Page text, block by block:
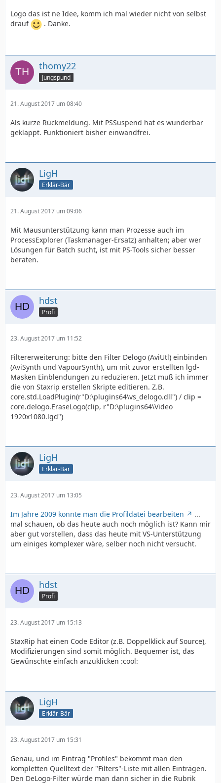
Logo das ist ne Idee, komm ich mal wieder nicht von selbst
drauf
. Danke.
thomy22
Jungspund
21. August 2017 um 08:40
Als kurze Rückmeldung. Mit PSSuspend hat es wunderbar
geklappt. Funktioniert bisher einwandfrei.
LigH
Erklär-Bär
21. August 2017 um 09:06
Mit Mausunterstützung kann man Prozesse auch im
ProcessExplorer (Taskmanager-Ersatz) anhalten; aber wer
Lösungen für Batch sucht, ist mit PS-Tools sicher besser
beraten.
hdst
Profi
23. August 2017 um 11:52
Filtererweiterung: bitte den Filter Delogo (AviUtl) einbinden
(AviSynth und VapourSynth), um mit zuvor erstellten lgd-
Masken Einblendungen zu reduzieren. Jetzt muß ich immer
die von Staxrip erstellen Skripte editieren. Z.B.
core.std.LoadPlugin(r"D:\plugins64\vs_delogo.dll") / clip =
core.delogo.EraseLogo(clip, r"D:\plugins64\Video
1920x1080.lgd")
LigH
Erklär-Bär
23. August 2017 um 13:05
Im Jahre 2009 konnte man die Profildatei bearbeiten
...
mal schauen, ob das heute auch noch möglich ist? Kann mir
aber gut vorstellen, dass das heute mit VS-Unterstützung
um einiges komplexer wäre, selber noch nicht versucht.
hdst
Profi
23. August 2017 um 15:13
StaxRip hat einen Code Editor (z.B. Doppelklick auf Source),
Modifizierungen sind somit möglich. Bequemer ist, das
Gewünschte einfach anzuklicken :cool:
LigH
Erklär-Bär
23. August 2017 um 15:31
Genau, und im Eintrag "Profiles" bekommt man den
kompletten Quelltext der "Filters"-Liste mit allen Einträgen.
Den DeLogo-Filter würde man dann sicher in die Rubrik